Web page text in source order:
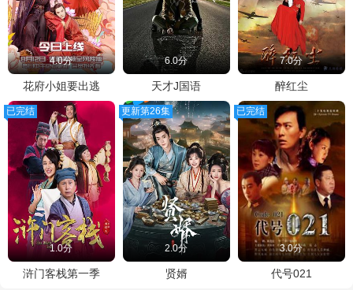
4.0分
花府小姐要出逃
6.0分
天才J国语
7.0分
醉红尘
已完结
1.0分
浒门客栈第一季
更新第26集
2.0分
贤婿
已完结
3.0分
代号021